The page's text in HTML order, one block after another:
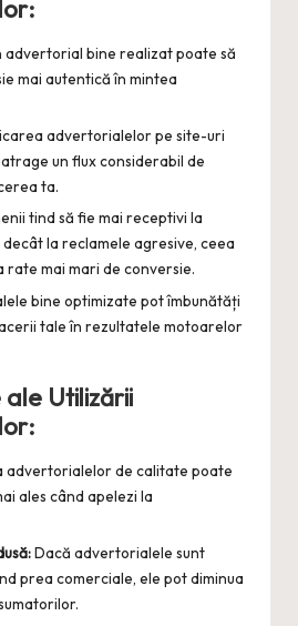
advertorial bine realizat poate să
mai autentică în mintea
advertorialelor pe site-uri
un flux considerabil de
ta.
tind să fie mai receptivi la
la reclamele agresive, ceea
rate mai mari de conversie.
bine optimizate pot îmbunătăți
tale în rezultatele motoarelor
Utilizării
advertorialelor de calitate poate
ales când apelezi la
Dacă advertorialele sunt
prea comerciale, ele pot diminua